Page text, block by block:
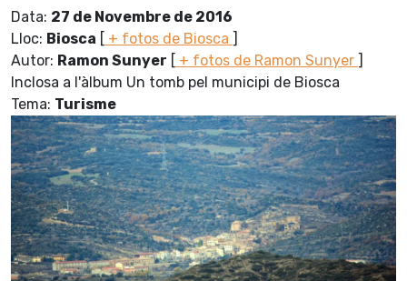
Data: 27 de Novembre de 2016
Lloc: Biosca [ + fotos de Biosca ]
Autor: Ramon Sunyer [ + fotos de Ramon Sunyer ]
Inclosa a l'àlbum Un tomb pel municipi de Biosca
Tema: Turisme